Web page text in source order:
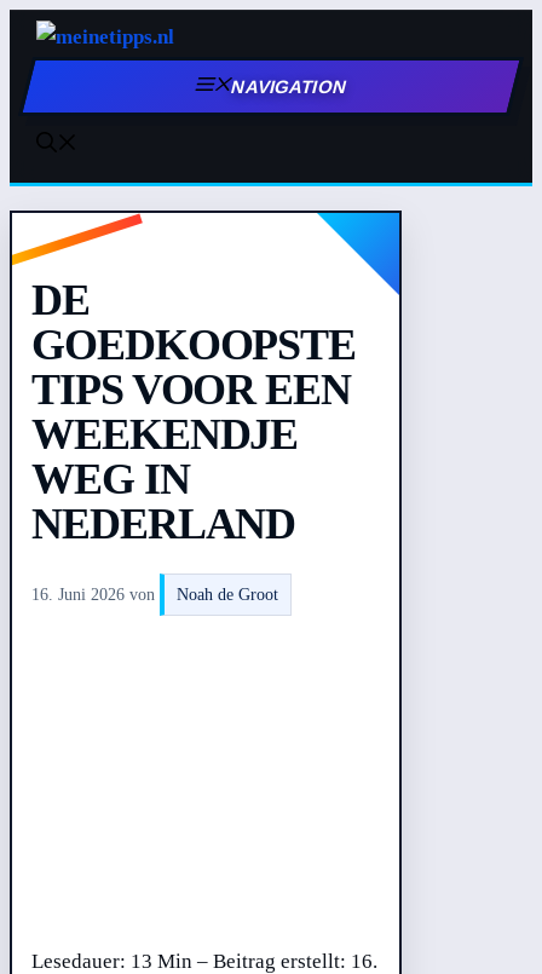
Zum
Inhalt
springen
NAVIGATION
DE
GOEDKOOPSTE
TIPS VOOR EEN
WEEKENDJE
WEG IN
NEDERLAND
16. Juni 2026 von Noah de Groot
Lesedauer: 13 Min – Beitrag erstellt: 16.